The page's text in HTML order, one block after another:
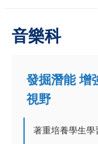
音樂科
發掘潛能 增
視野
著重培養學生學